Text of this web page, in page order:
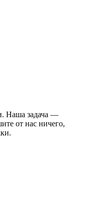
Наша задача —
от нас ничего,